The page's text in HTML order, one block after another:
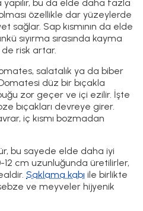
olur. Daha uzun olursa
da iş yavaşlar.
Bıçağı Arasındaki
armut, portakal gibi küçük
ise biraz daha büyük olur
doğramada daha pratiktir.
diğeri mutfaktaki biraz
tavsiye edilmez. Sıcak su
kısmını gevşetir. Ahşap saplı
bozulur. En doğrusu elde